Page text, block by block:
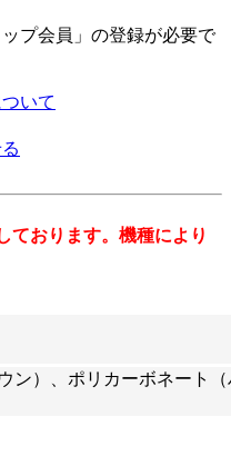
プ会員」の登録が必要で
いて
ております。機種により
ン）、ポリカーボネート